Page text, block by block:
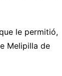
le permitió,
Melipilla de